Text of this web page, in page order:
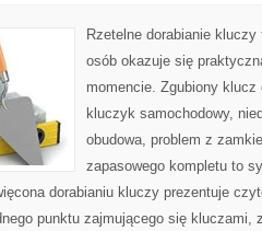
Rzetelne dorabianie
osób okazuje się
momencie. Zgubiony
kluczyk samochodowy,
obudowa, problem z
zapasowego kompletu to
dorabianiu kluczy prezentuje
punktu zajmującego się kluczami,